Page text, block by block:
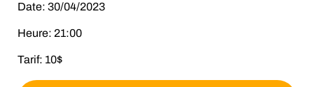
Date: 30/04/2023
Heure: 21:00
Tarif: 10$